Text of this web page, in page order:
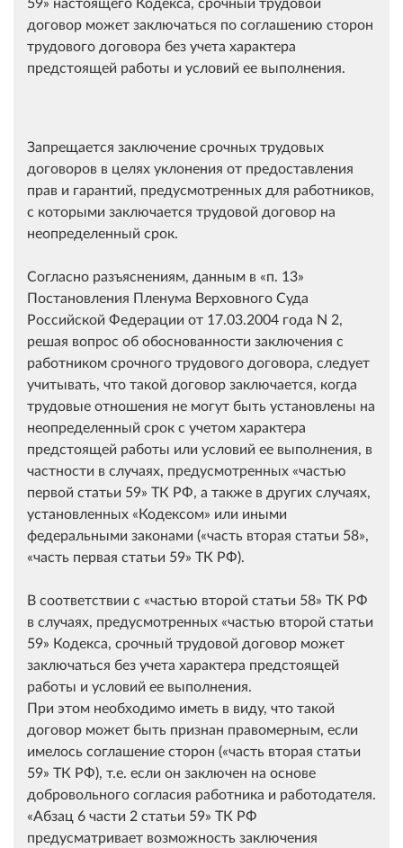
договор может заключаться по соглашению сторон
трудового договора без учета характера
предстоящей работы и условий ее выполнения.
Запрещается заключение срочных трудовых
договоров в целях уклонения от предоставления
прав и гарантий, предусмотренных для работников,
с которыми заключается трудовой договор на
неопределенный срок.
Согласно разъяснениям, данным в
п. 13
Постановления Пленума Верховного Суда
Российской Федерации от 17.03.2004 года N 2,
решая вопрос об обоснованности заключения с
работником срочного трудового договора, следует
учитывать, что такой договор заключается, когда
трудовые отношения не могут быть установлены на
неопределенный срок с учетом характера
предстоящей работы или условий ее выполнения, в
частности в случаях, предусмотренных частью
первой статьи 59 ТК РФ, а также в других случаях,
установленных
Кодексом
или иными
федеральными законами ( часть вторая статьи 58 ,
часть первая статьи 59 ТК РФ).
В соответствии с частью второй статьи 58 ТК РФ
в случаях, предусмотренных частью второй статьи
59
Кодекса, срочный трудовой договор может
заключаться без учета характера предстоящей
работы и условий ее выполнения.
При этом необходимо иметь в виду, что такой
договор может быть признан правомерным, если
имелось соглашение сторон ( часть вторая статьи
59 ТК РФ), т.е. если он заключен на основе
добровольного согласия работника и работодателя.
Абзац 6 части 2 статьи 59 ТК РФ
предусматривает возможность заключения